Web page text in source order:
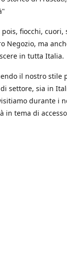
pois, fiocchi,
Negozio, ma
in tutta Italia.
il nostro stile
settore, sia in
durante i
in tema di